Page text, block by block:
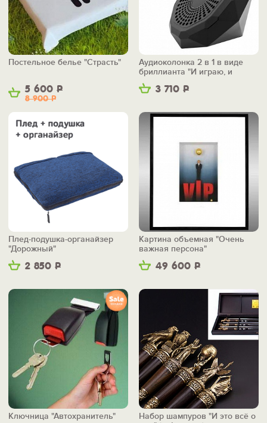
5 600 Р
8 900Р
Постельное белье "Страсть"
3 710 Р
Аудиоколонка 2 в 1 в виде
бриллианта "И играю, и
заряжаю"
2 850 Р
Плед-подушка-органайзер
"Дорожный"
49 600 Р
Картина объемная "Очень
важная персона"
Ключница "Автохранитель"
Набор шампуров "И это всё о